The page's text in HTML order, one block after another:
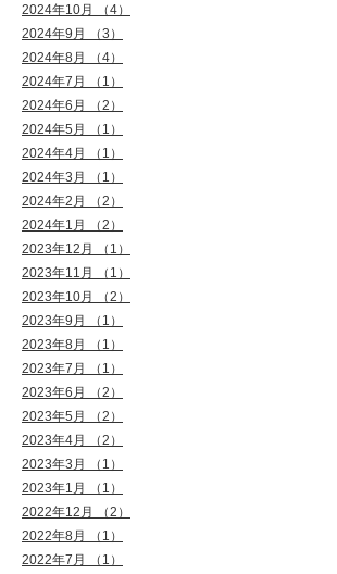
2024年10月 （4）
2024年9月 （3）
2024年8月 （4）
2024年7月 （1）
2024年6月 （2）
2024年5月 （1）
2024年4月 （1）
2024年3月 （1）
2024年2月 （2）
2024年1月 （2）
2023年12月 （1）
2023年11月 （1）
2023年10月 （2）
2023年9月 （1）
2023年8月 （1）
2023年7月 （1）
2023年6月 （2）
2023年5月 （2）
2023年4月 （2）
2023年3月 （1）
2023年1月 （1）
2022年12月 （2）
2022年8月 （1）
2022年7月 （1）